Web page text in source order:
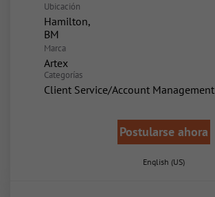
Ubicación
Hamilton,
Marca
Artex
Categorías
Client Service/Account Management
Postularse ahora
English (US)